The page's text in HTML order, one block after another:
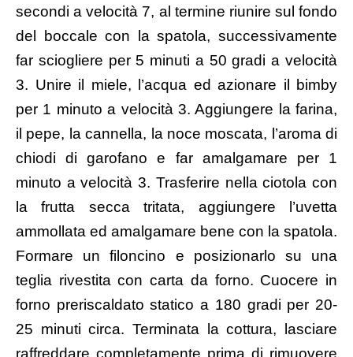
secondi a velocità 7, al termine riunire sul fondo
del boccale con la spatola, successivamente
far sciogliere per 5 minuti a 50 gradi a velocità
3. Unire il miele, l’acqua ed azionare il bimby
per 1 minuto a velocità 3. Aggiungere la farina,
il pepe, la cannella, la noce moscata, l’aroma di
chiodi di garofano e far amalgamare per 1
minuto a velocità 3. Trasferire nella ciotola con
la frutta secca tritata, aggiungere l’uvetta
ammollata ed amalgamare bene con la spatola.
Formare un filoncino e posizionarlo su una
teglia rivestita con carta da forno. Cuocere in
forno preriscaldato statico a 180 gradi per 20-
25 minuti circa. Terminata la cottura, lasciare
raffreddare completamente prima di rimuovere